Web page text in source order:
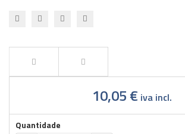
10,05 € iva incl.
Quantidade